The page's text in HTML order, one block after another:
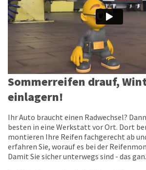
Sommerreifen drauf,
einlagern!
Ihr Auto braucht einen Radwechsel?
besten in eine Werkstatt vor Ort. Dort
montieren Ihre Reifen fachgerecht ab
erfahren Sie, worauf es bei der
Damit Sie sicher unterwegs sind - das